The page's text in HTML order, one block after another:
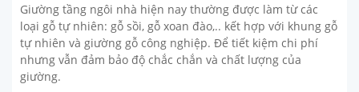
Giường tầng ngôi nhà hiện nay thường được làm từ các
loại gỗ tự nhiên: gỗ sồi, gỗ xoan đào,.. kết hợp với khung gỗ
tự nhiên và giường gỗ công nghiệp. Để tiết kiệm chi phí
nhưng vẫn đảm bảo độ chắc chắn và chất lượng của
giường.